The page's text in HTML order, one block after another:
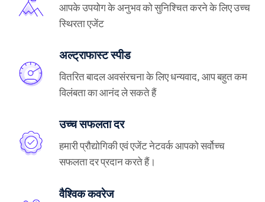
आपके उपयोग के अनुभव को सुनिश्चित करने के लिए उच्च
स्थिरता एजेंट
अल्ट्राफास्ट स्पीड
वितरित बादल अवसंरचना के लिए धन्यवाद, आप बहुत कम
विलंबता का आनंद ले सकते हैं
उच्च सफलता दर
हमारी प्रौद्योगिकी एवं एजेंट नेटवर्क आपको सर्वोच्च
सफलता दर प्रदान करते हैं।
वैश्विक कवरेज